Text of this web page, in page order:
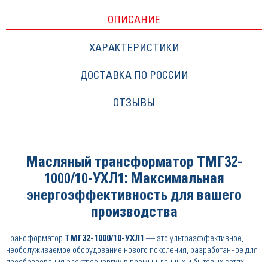
ОПИСАНИЕ
ХАРАКТЕРИСТИКИ
ДОСТАВКА ПО РОССИИ
ОТЗЫВЫ
Масляный трансформатор ТМГ32-
1000/10-УХЛ1: Максимальная
энергоэффективность для вашего
производства
Трансформатор ТМГ32-1000/10-УХЛ1 — это ультраэффективное,
необслуживаемое оборудование нового поколения, разработанное для